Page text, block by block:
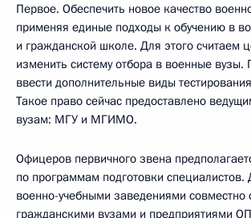
Первое. Обеспечить новое качество
применяя единые подходы к обучению в
и гражданской школе. Для этого считаем
изменить систему отбора в военные вузы.
ввести дополнительные виды
Такое право сейчас предоставлено
вузам: МГУ и МГИМО.
Офицеров первичного звена
по программам подготовки специалистов.
военно-учебными заведениями совместно
гражданскими вузами и предприятиями